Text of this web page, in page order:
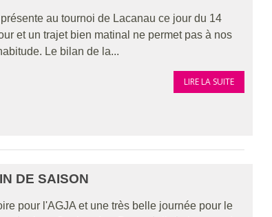
au tournoi de Lacanau ce jour du 14
et un trajet bien matinal ne permet pas à nos
Le bilan de la...
LIRE LA SUITE
DE SAISON
pour l'AGJA et une très belle journée pour le